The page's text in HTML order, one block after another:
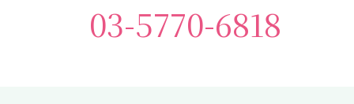
03-5770-6818